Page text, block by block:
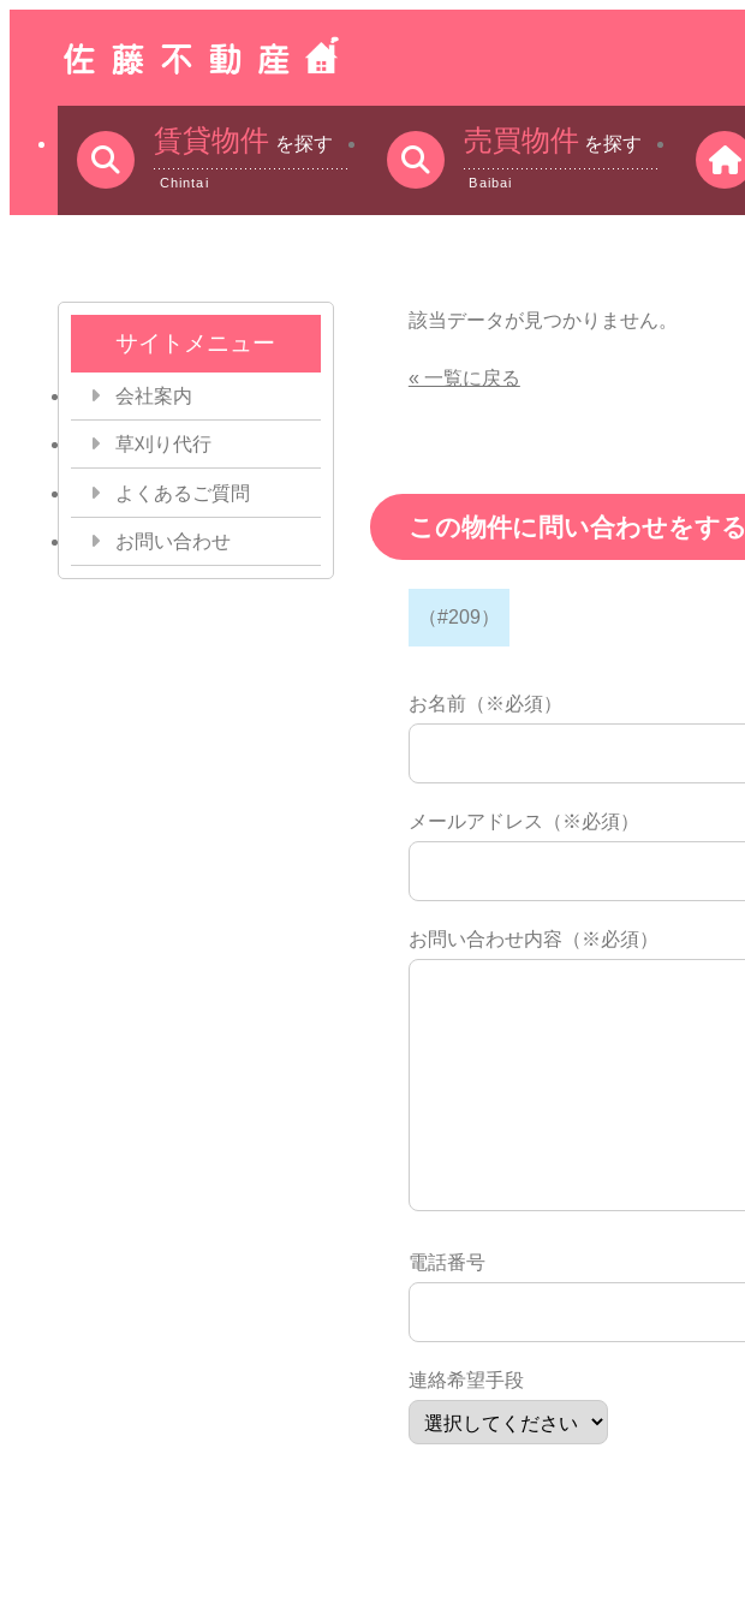
賃貸物件 を探す
Chintai
売買物件 を探す
Baibai
該当データが見つかりません。
« 一覧に戻る
この物件に問い合わせをする
（#209）
お名前（※必須）
メールアドレス（※必須）
お問い合わせ内容（※必須）
電話番号
連絡希望手段
サイトメニュー
会社案内
草刈り代行
よくあるご質問
お問い合わせ